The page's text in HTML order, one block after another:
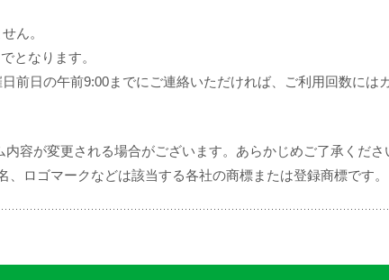
ん。
となります。
前日の午前9:00までにご連絡いただければ、ご利用回数には
容が変更される場合がございます。あらかじめご了承くださ
ロゴマークなどは該当する各社の商標または登録商標です。